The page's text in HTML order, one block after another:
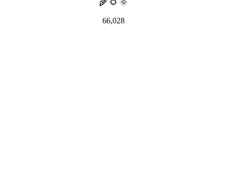
🌾 🌻 🌞
66,028